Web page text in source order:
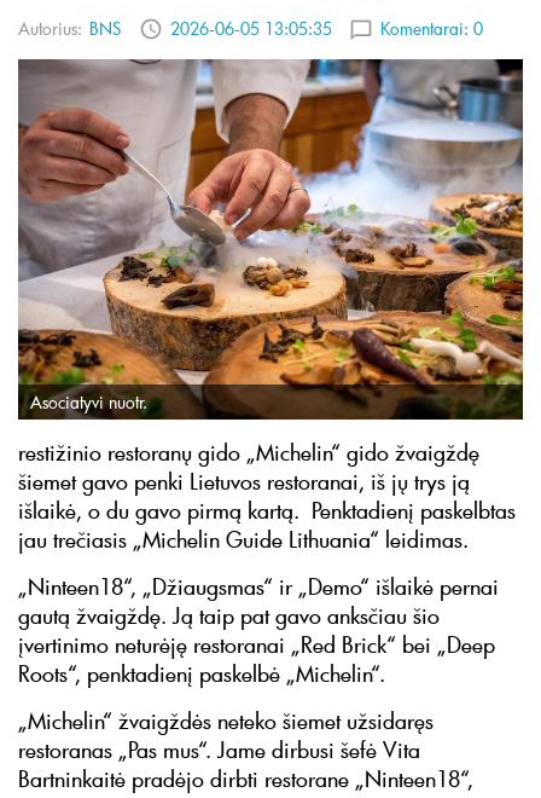
Autorius: BNS 2026-06-05 13:05:35 Komentarai: 0
Asociatyvi nuotr.
restižinio restoranų gido „Michelin“ gido žvaigždę
šiemet gavo penki Lietuvos restoranai, iš jų trys ją
išlaikė, o du gavo pirmą kartą. Penktadienį paskelbtas
jau trečiasis „Michelin Guide Lithuania“ leidimas.
„Ninteen18“, „Džiaugsmas“ ir „Demo“ išlaikė pernai
gautą žvaigždę. Ją taip pat gavo anksčiau šio
įvertinimo neturėję restoranai „Red Brick“ bei „Deep
Roots“, penktadienį paskelbė „Michelin“.
„Michelin“ žvaigždės neteko šiemet užsidaręs
restoranas „Pas mus“. Jame dirbusi šefė Vita
Bartninkaitė pradėjo dirbti restorane „Ninteen18“,